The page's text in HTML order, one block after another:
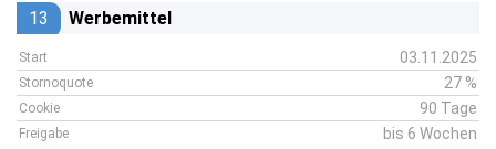
13 Werbemittel
Start 03.11.2025
Stornoquote 27 %
Cookie 90 Tage
Freigabe bis 6 Wochen